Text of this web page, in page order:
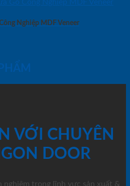
Nghiệp MDF Veneer
VỚI CHUYÊN
DOOR
nghiệm trong lĩnh vực sản xuất &